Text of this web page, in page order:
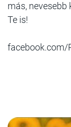
más, nevesebb
Te is!
facebook.com/